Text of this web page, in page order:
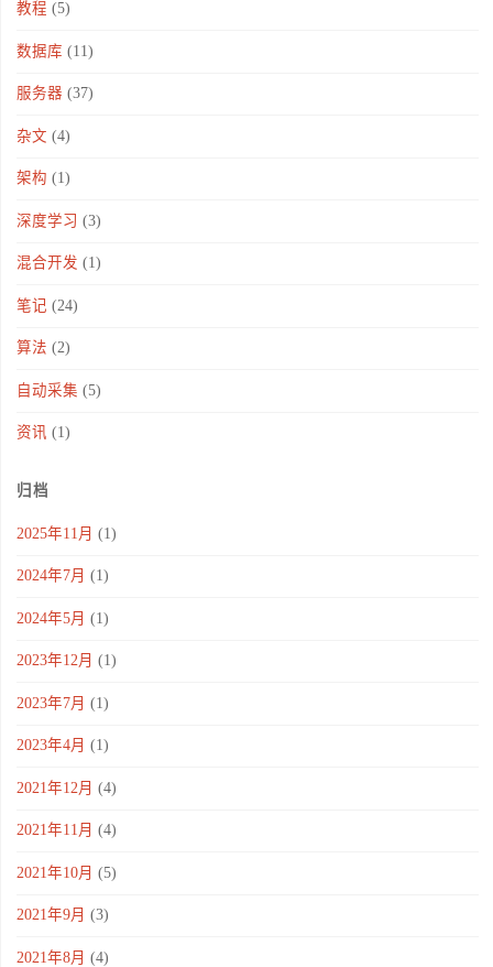
教程 (5)
数据库 (11)
服务器 (37)
杂文 (4)
架构 (1)
深度学习 (3)
混合开发 (1)
笔记 (24)
算法 (2)
自动采集 (5)
资讯 (1)
归档
2025年11月 (1)
2024年7月 (1)
2024年5月 (1)
2023年12月 (1)
2023年7月 (1)
2023年4月 (1)
2021年12月 (4)
2021年11月 (4)
2021年10月 (5)
2021年9月 (3)
2021年8月 (4)